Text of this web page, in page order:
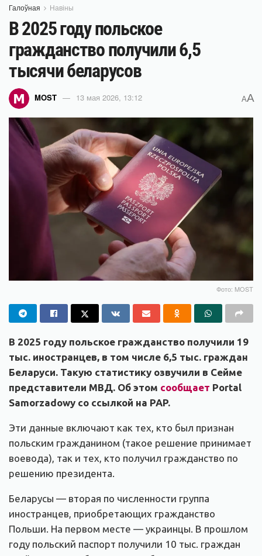
Галоўная Навіны
В 2025 году польское
гражданство получили 6,5
тысячи беларусов
MOST 13 мая 2026, 13:12 AA
Фото: MOST
В 2025 году польское гражданство получили 19
тыс. иностранцев, в том числе 6,5 тыс. граждан
Беларуси. Такую статистику озвучили в Сейме
представители МВД. Об этом сообщает Portal
Samorzadowy со ссылкой на PAP.
Эти данные включают как тех, кто был признан
польским гражданином (такое решение принимает
воевода), так и тех, кто получил гражданство по
решению президента.
Беларусы — вторая по численности группа
иностранцев, приобретающих гражданство
Польши. На первом месте — украинцы. В прошлом
году польский паспорт получили 10 тыс. граждан